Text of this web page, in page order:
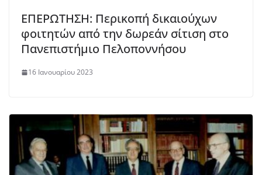
ΕΠΕΡΩΤΗΣΗ: Περικοπή δικαιούχων
φοιτητών από την δωρεάν σίτιση στο
Πανεπιστήμιο Πελοποννήσου
16 Ιανουαρίου 2023